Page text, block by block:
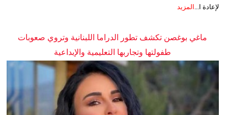
لإعادة ا...
المزيد
ماغي بوغصن تكشف تطور الدراما اللبنانية وتروي صعوبات
طفولتها وتجاربها التعليمية والإبداعية